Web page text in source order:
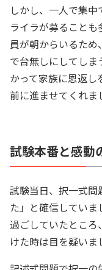
しかし、一人で集
ライラが募ること
員が朝からいるた
で台無しにしてし
かって家族に恩返
前に進ませてくれま
試験本番と感動
試験当日、択一式問
た」と確信してい
過ごしていたとこ
けた時は目を疑いま